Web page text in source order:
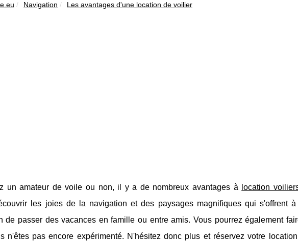
Navigation Les avantages d'une location de voilier
un amateur de voile ou non, il y a de nombreux avantages à location
les joies de la navigation et des paysages magnifiques qui s'offrent
de passer des vacances en famille ou entre amis. Vous pourrez également
n'êtes pas encore expérimenté. N'hésitez donc plus et réservez votre